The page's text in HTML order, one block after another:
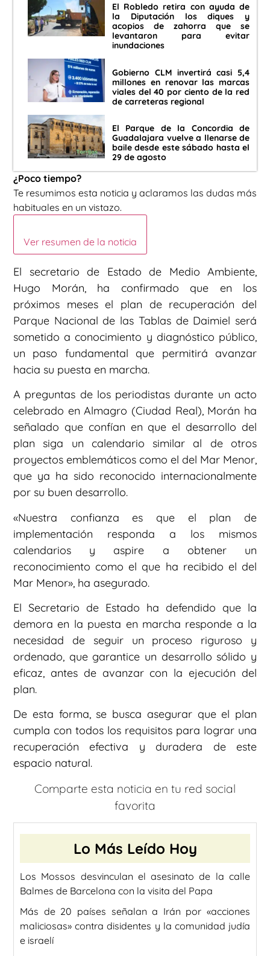
El Robledo retira con ayuda de
la Diputación los diques y
acopios de zahorra que se
levantaron para evitar
inundaciones
Gobierno CLM invertirá casi 5,4
millones en renovar las marcas
viales del 40 por ciento de la red
de carreteras regional
El Parque de la Concordia de
Guadalajara vuelve a llenarse de
baile desde este sábado hasta el
29 de agosto
¿Poco tiempo?
Te resumimos esta noticia y aclaramos las dudas más
habituales en un vistazo.
Ver resumen de la noticia
El secretario de Estado de Medio Ambiente,
Hugo Morán, ha confirmado que en los
próximos meses el plan de recuperación del
Parque Nacional de las Tablas de Daimiel será
sometido a conocimiento y diagnóstico público,
un paso fundamental que permitirá avanzar
hacia su puesta en marcha.
A preguntas de los periodistas durante un acto
celebrado en Almagro (Ciudad Real), Morán ha
señalado que confían en que el desarrollo del
plan siga un calendario similar al de otros
proyectos emblemáticos como el del Mar Menor,
que ya ha sido reconocido internacionalmente
por su buen desarrollo.
«Nuestra confianza es que el plan de
implementación responda a los mismos
calendarios y aspire a obtener un
reconocimiento como el que ha recibido el del
Mar Menor», ha asegurado.
El Secretario de Estado ha defendido que la
demora en la puesta en marcha responde a la
necesidad de seguir un proceso riguroso y
ordenado, que garantice un desarrollo sólido y
eficaz, antes de avanzar con la ejecución del
plan.
De esta forma, se busca asegurar que el plan
cumpla con todos los requisitos para lograr una
recuperación efectiva y duradera de este
espacio natural.
Comparte esta noticia en tu red social
favorita
Lo Más Leído Hoy
Los Mossos desvinculan el asesinato de la calle
Balmes de Barcelona con la visita del Papa
Más de 20 países señalan a Irán por «acciones
maliciosas» contra disidentes y la comunidad judía
e israelí